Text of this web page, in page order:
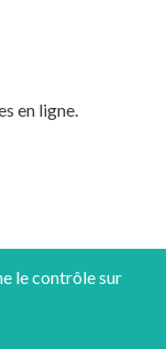
le contrôle sur
en ligne.